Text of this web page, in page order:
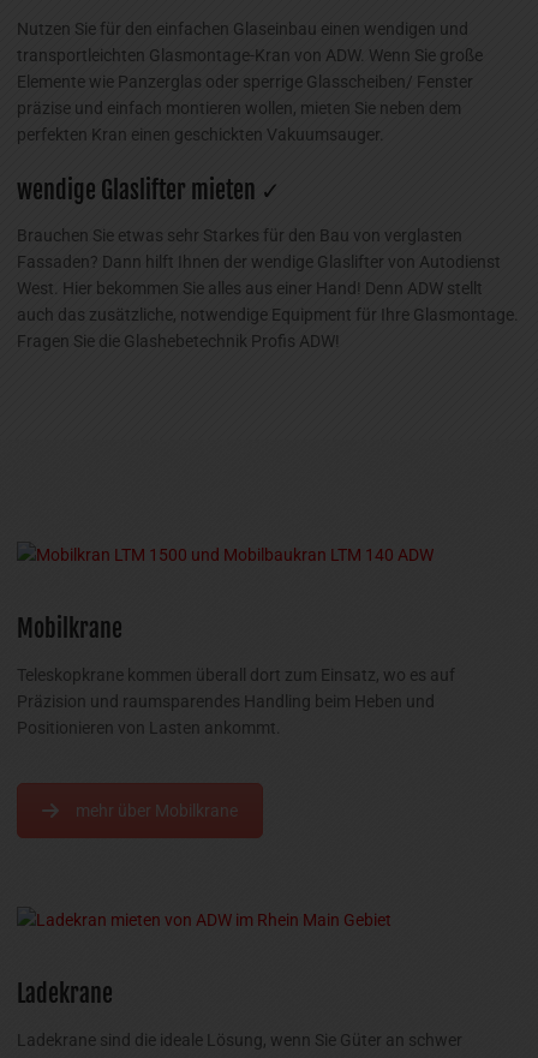
Nutzen Sie für den einfachen Glaseinbau einen wendigen und
transportleichten Glasmontage-Kran von ADW. Wenn Sie große
Elemente wie Panzerglas oder sperrige Glasscheiben/ Fenster
präzise und einfach montieren wollen, mieten Sie neben dem
perfekten Kran einen geschickten Vakuumsauger.
wendige Glaslifter mieten ✓
Brauchen Sie etwas sehr Starkes für den Bau von verglasten
Fassaden? Dann hilft Ihnen der wendige Glaslifter von Autodienst
West. Hier bekommen Sie alles aus einer Hand! Denn ADW stellt
auch das zusätzliche, notwendige Equipment für Ihre Glasmontage.
Fragen Sie die Glashebetechnik Profis ADW!
Mobilkrane
Teleskopkrane kommen überall dort zum Einsatz, wo es auf
Präzision und raumsparendes Handling beim Heben und
Positionieren von Lasten ankommt.
mehr über Mobilkrane
Ladekrane
Ladekrane sind die ideale Lösung, wenn Sie Güter an schwer